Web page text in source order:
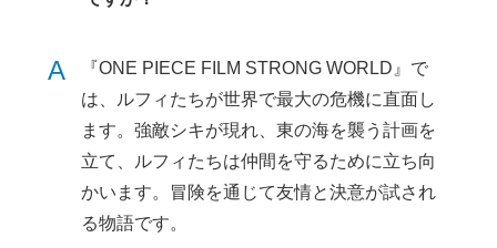
A
『ONE PIECE FILM STRONG WORLD』で
は、ルフィたちが世界で最大の危機に直面し
ます。強敵シキが現れ、東の海を襲う計画を
立て、ルフィたちは仲間を守るために立ち向
かいます。冒険を通じて友情と決意が試され
る物語です。